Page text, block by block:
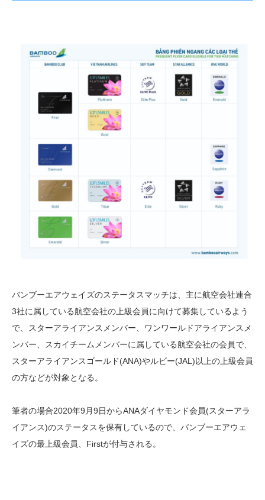
バンブーエアウェイズのステータスマッチは、主に航空会社連合
3社に属している航空会社の上級会員に向けて募集しているよう
で、スターアライアンスメンバー、ワンワールドアライアンスメ
ンバー、スカイチームメンバーに属している航空会社の会員で、
スターアライアンスゴールド(ANA)やルビー(JAL)以上の上級会員
の方などが対象となる。
筆者の場合2020年9月9日からANAダイヤモンド会員(スターアラ
イアンス)のステータスを保有しているので、バンブーエアウェ
イズの最上級会員、Firstが付与される。